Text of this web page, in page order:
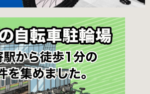
徒歩3分 東京メトロ丸ノ内線新宿御苑前駅
歩6分 JR新宿駅から徒歩8分 西新宿自転
場所 住所
各駐輪場で定期利用料金が異なります。詳
駐輪場または管理会社にお問い合わせく
。 一時利用料金 2時間まで：0円 10時間
100円 10時間を超えて5時間ごと：100円
区HPはこちら 新宿区の自転車駐輪場 利
利用登録申請書の提出 利用申請書（申請
配布。新宿区 ホームページからも取り出
）を各申請窓口、交通対策課自転車対策
庁舎7階）・特別出張所に直接お持ちくだ